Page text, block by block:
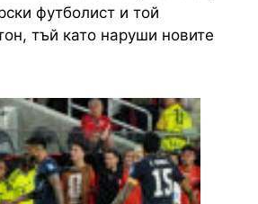
футболист и той
тъй като наруши новите